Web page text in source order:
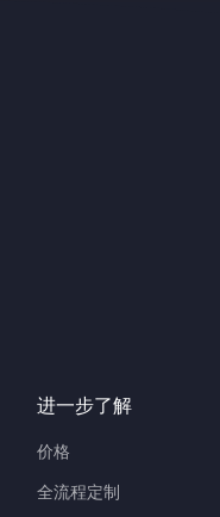
进一步了解
价格
全流程定制